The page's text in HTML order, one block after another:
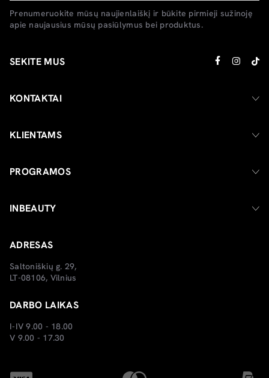
Prenumeruokite mūsų naujienlaiškį ir būkite pirmieji sužinoję
apie naujausius mūsų pasiūlymus bei produktus.
SEKITE MUS
KONTAKTAI
KLIENTAMS
PROGRAMOS
INBEAUTY
ADRESAS
Saltoniškių g. 29,
LT-08106, Vilnius
DARBO LAIKAS
I-IV 9.00 - 18.00
V 9.00 - 17.30